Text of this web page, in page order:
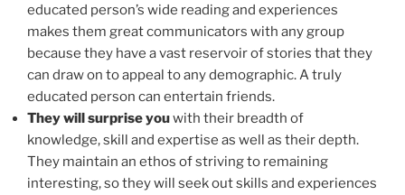
educated person’s wide reading and experiences
makes them great communicators with any group
because they have a vast reservoir of stories that they
can draw on to appeal to any demographic. A truly
educated person can entertain friends.
They will surprise youwith their breadth of
knowledge, skill and expertise as well as their depth.
They maintain an ethos of striving to remaining
interesting, so they will seek out skills and experiences